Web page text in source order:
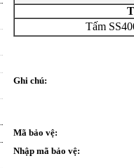
Tấm
Ghi chú:
Mã bảo vệ:
Nhập mã bảo vệ: